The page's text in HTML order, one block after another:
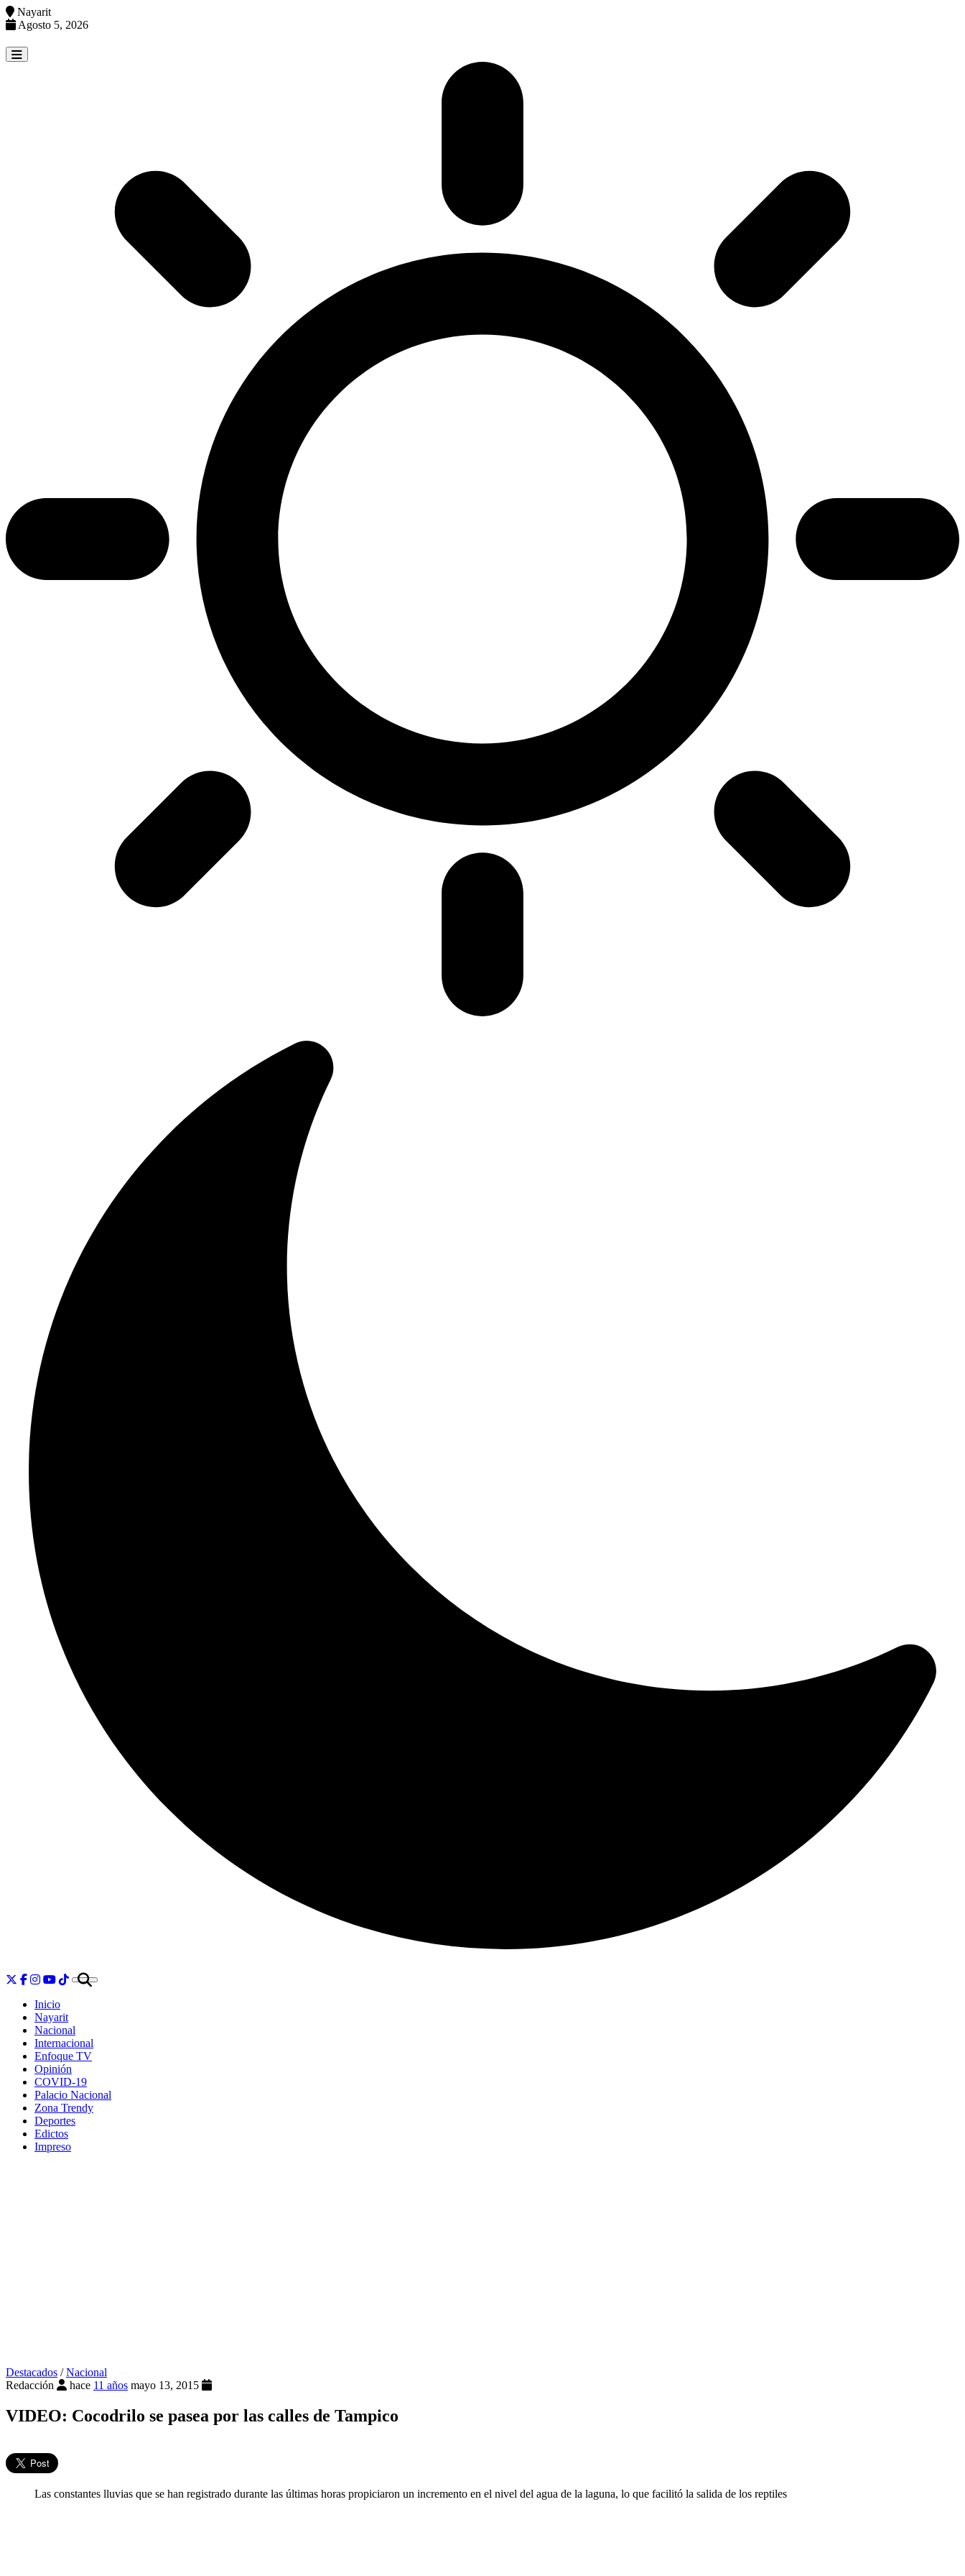
Nayarit
Agosto 5, 2026
to
content
Inicio
Nayarit
Nacional
Internacional
Enfoque TV
Opinión
COVID-19
Palacio Nacional
Zona Trendy
Deportes
Edictos
Impreso
Destacados /Nacional
Redacción
hace 11 años mayo 13, 2015
VIDEO: Cocodrilo se pasea por las calles de Tampico
Las constantes lluvias que se han registrado durante las últimas horas propiciaron un incremento en el nivel del agua de la laguna, lo que facilitó la salida de los reptiles